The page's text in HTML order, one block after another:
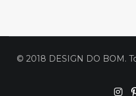
© 2018 DESIGN DO BOM.